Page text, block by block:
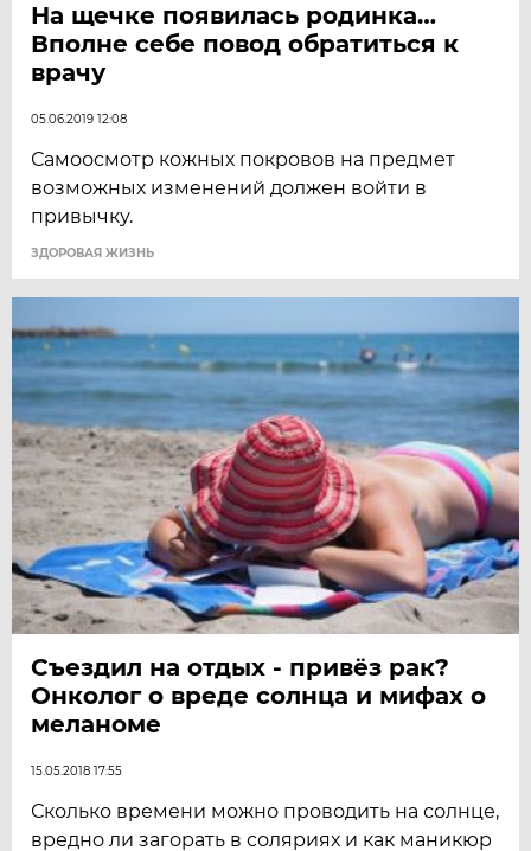
На щечке появилась родинка…
Вполне себе повод обратиться к
врачу
05.06.2019 12:08
Самоосмотр кожных покровов на предмет
возможных изменений должен войти в
привычку.
ЗДОРОВАЯ ЖИЗНЬ
Съездил на отдых - привёз рак?
Онколог о вреде солнца и мифах о
меланоме
15.05.2018 17:55
Сколько времени можно проводить на солнце,
вредно ли загорать в соляриях и как маникюр